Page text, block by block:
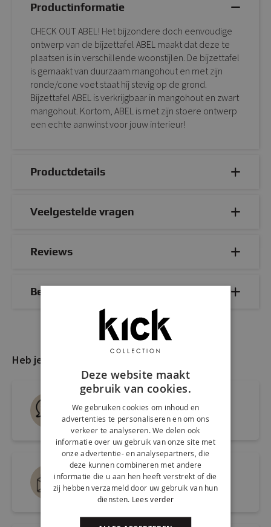
Productinformatie
CHECK OUT ABEL! Het bijzondere doch eenvoudige
ontwerp van de bijzettafel ABEL maakt dat deze te
plaatsen is in verschillende woonstijlen. De bijzettafel
is gemaakt van duurzaam mangohout en met zijn
ronde/cone voet staat hij stevig op de grond.
Bijzettafel ABEL is verkrijgbaar in mangohout en zwart
mangohout. Kortom, ABEL is met zijn stoere ontwerp
een echte aanwinst voor jouw interieur!
Productdetails
Veelgestelde vragen
Reviews
Bezorg- & retourinformatie
Heb je nog vragen?
Live chat
Snel antwoord op je vraag
Mail ons via
info@kickcollection.nl
Deze website maakt
gebruik van cookies.
We gebruiken cookies om inhoud en
advertenties te personaliseren en om ons
verkeer te analyseren. We delen ook
informatie over uw gebruik van onze site met
onze advertentie- en analysepartners, die
deze kunnen combineren met andere
informatie die u aan hen heeft verstrekt of die
zij hebben verzameld door uw gebruik van hun
diensten. Lees verder